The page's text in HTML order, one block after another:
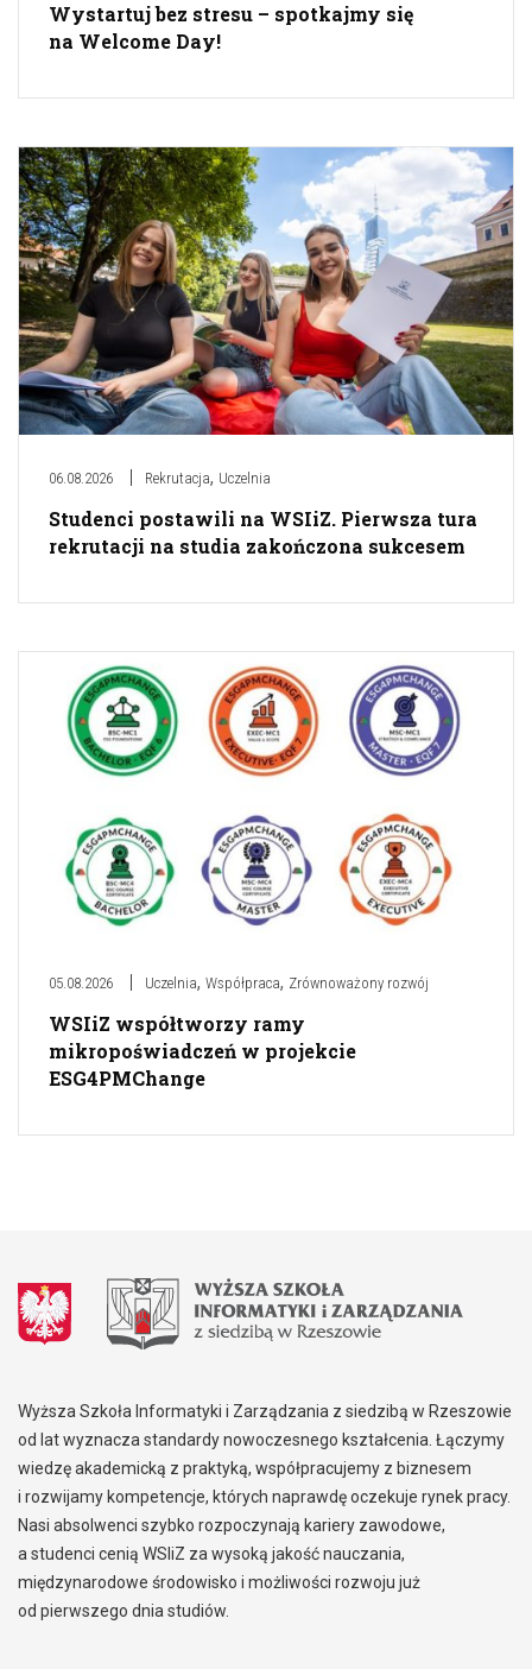
Wystartuj bez stresu – spotkajmy się
na Welcome Day!
06.08.2026 Rekrutacja, Uczelnia
Studenci postawili na WSIiZ. Pierwsza tura
rekrutacji na studia zakończona sukcesem
05.08.2026 Uczelnia, Współpraca, Zrównoważony rozwój
WSIiZ współtworzy ramy
mikropoświadczeń w projekcie
ESG4PMChange
Wyższa Szkoła Informatyki i Zarządzania z siedzibą w Rzeszowie
od lat wyznacza standardy nowoczesnego kształcenia. Łączymy
wiedzę akademicką z praktyką, współpracujemy z biznesem
i rozwijamy kompetencje, których naprawdę oczekuje rynek pracy.
Nasi absolwenci szybko rozpoczynają kariery zawodowe,
a studenci cenią WSIiZ za wysoką jakość nauczania,
międzynarodowe środowisko i możliwości rozwoju już
od pierwszego dnia studiów.